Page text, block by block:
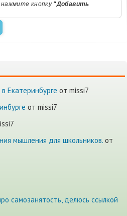
кнопку "Добавить
Екатеринбурге от missi7
от missi7
мышления для школьников. от
самозанятость, делюсь ссылкой